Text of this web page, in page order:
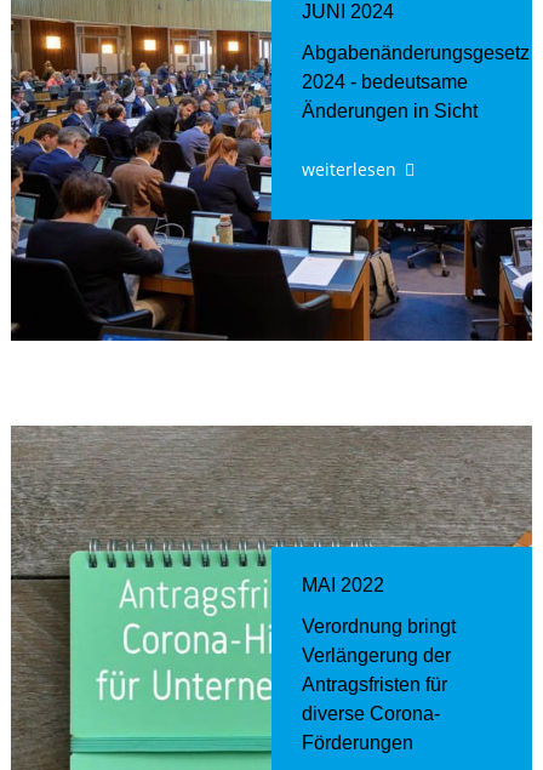
JUNI 2024
Abgabenänderungsgesetz
2024 - bedeutsame
Änderungen in Sicht
weiterlesen
MAI 2022
Verordnung bringt
Verlängerung der
Antragsfristen für
diverse Corona-
Förderungen